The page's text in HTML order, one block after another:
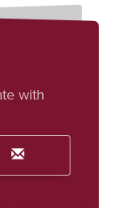
with